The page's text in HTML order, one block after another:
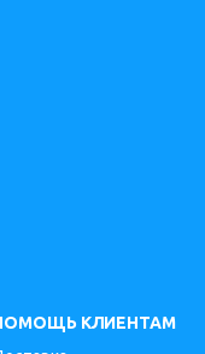
КЛИЕНТАМ